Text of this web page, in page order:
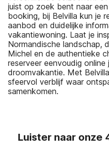
juist op zoek bent naar
booking, bij Belvilla kun je
aanbod en duidelijke
vakantiewoning. Laat je
Normandische landschap,
Michel en de authentieke
reserveer eenvoudig
droomvakantie. Met
sfeervol verblijf waar
samenkomen.
Luister naar onze